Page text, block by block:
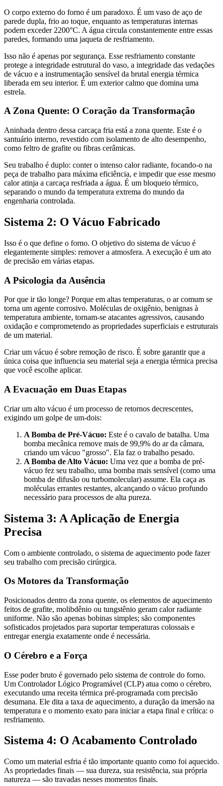
O corpo externo do forno é um paradoxo. É um vaso de aço de
parede dupla, frio ao toque, enquanto as temperaturas internas
podem exceder 2200°C. A água circula constantemente entre essas
paredes, formando uma jaqueta de resfriamento.
Isso não é apenas por segurança. Esse resfriamento constante
protege a integridade estrutural do vaso, a integridade das vedações
de vácuo e a instrumentação sensível da brutal energia térmica
liberada em seu interior. É um exterior calmo que domina uma
estrela.
A Zona Quente: O Coração da Transformação
Aninhada dentro dessa carcaça fria está a zona quente. Este é o
santuário interno, revestido com isolamento de alto desempenho,
como feltro de grafite ou fibras cerâmicas.
Seu trabalho é duplo: conter o intenso calor radiante, focando-o na
peça de trabalho para máxima eficiência, e impedir que esse mesmo
calor atinja a carcaça resfriada a água. É um bloqueio térmico,
separando o mundo da temperatura extrema do mundo da
engenharia controlada.
Sistema 2: O Vácuo Fabricado
Isso é o que define o forno. O objetivo do sistema de vácuo é
elegantemente simples: remover a atmosfera. A execução é um ato
de precisão em várias etapas.
A Psicologia da Ausência
Por que ir tão longe? Porque em altas temperaturas, o ar comum se
torna um agente corrosivo. Moléculas de oxigênio, benignas à
temperatura ambiente, tornam-se atacantes agressivos, causando
oxidação e comprometendo as propriedades superficiais e estruturais
de um material.
Criar um vácuo é sobre remoção de risco. É sobre garantir que a
única coisa que influencia seu material seja a energia térmica precisa
que você escolhe aplicar.
A Evacuação em Duas Etapas
Criar um alto vácuo é um processo de retornos decrescentes,
exigindo um golpe de um-dois:
A Bomba de Pré-Vácuo: Este é o cavalo de batalha. Uma
bomba mecânica remove mais de 99,9% do ar da câmara,
criando um vácuo "grosso". Ela faz o trabalho pesado.
A Bomba de Alto Vácuo: Uma vez que a bomba de pré-
vácuo fez seu trabalho, uma bomba mais sensível (como uma
bomba de difusão ou turbomolecular) assume. Ela caça as
moléculas errantes restantes, alcançando o vácuo profundo
necessário para processos de alta pureza.
Sistema 3: A Aplicação de Energia
Precisa
Com o ambiente controlado, o sistema de aquecimento pode fazer
seu trabalho com precisão cirúrgica.
Os Motores da Transformação
Posicionados dentro da zona quente, os elementos de aquecimento
feitos de grafite, molibdênio ou tungstênio geram calor radiante
uniforme. Não são apenas bobinas simples; são componentes
sofisticados projetados para suportar temperaturas colossais e
entregar energia exatamente onde é necessária.
O Cérebro e a Força
Esse poder bruto é governado pelo sistema de controle do forno.
Um Controlador Lógico Programável (CLP) atua como o cérebro,
executando uma receita térmica pré-programada com precisão
desumana. Ele dita a taxa de aquecimento, a duração da imersão na
temperatura e o momento exato para iniciar a etapa final e crítica: o
resfriamento.
Sistema 4: O Acabamento Controlado
Como um material esfria é tão importante quanto como foi aquecido.
As propriedades finais — sua dureza, sua resistência, sua própria
natureza — são travadas nesses momentos finais.